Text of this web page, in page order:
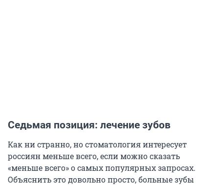
Седьмая позиция: лечение зубов
Как ни странно, но стоматология интересует
россиян меньше всего, если можно сказать
«меньше всего» о самых популярных запросах.
Объяснить это довольно просто, больные зубы